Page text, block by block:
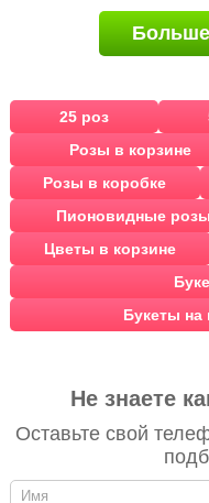
Больше
25 роз
Розы в корзине
Розы в коробке
Пионовидные розы
Цветы в корзине
Букеты на
Не знаете
Оставьте свой